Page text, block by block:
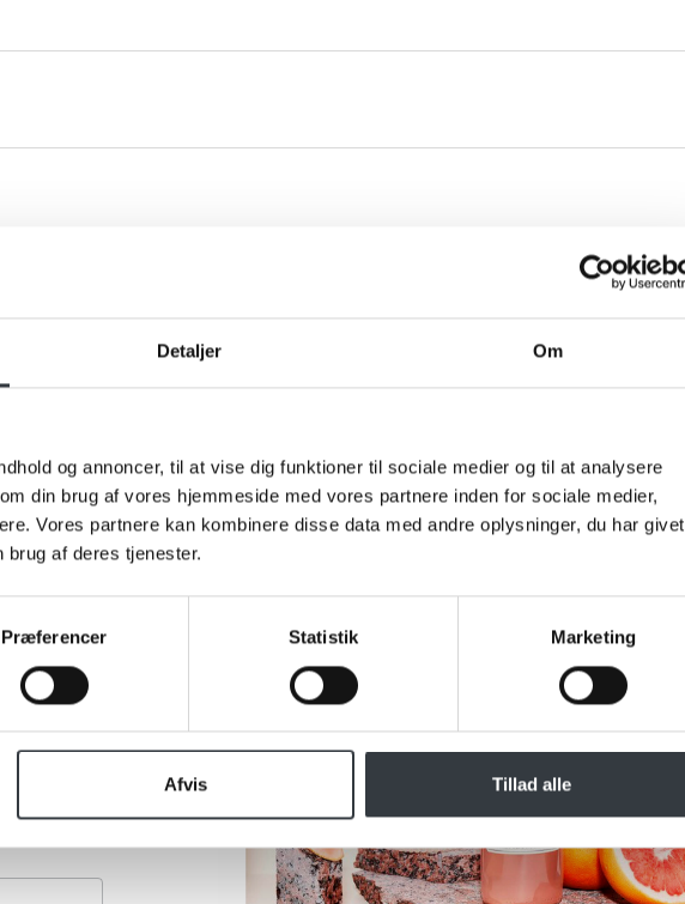
Detaljer Om
og annoncer, til at vise dig funktioner til sociale medier og til at analysere
din brug af vores hjemmeside med vores partnere inden for sociale medier,
Vores partnere kan kombinere disse data med andre oplysninger, du har givet
af deres tjenester.
Præferencer Statistik Marketing
Afvis Tillad alle
til os, hører vi meget gerne fra dig. Udfyld nedenstående
send den til os, så vender vi tilbage til dig hurtigst muligt.